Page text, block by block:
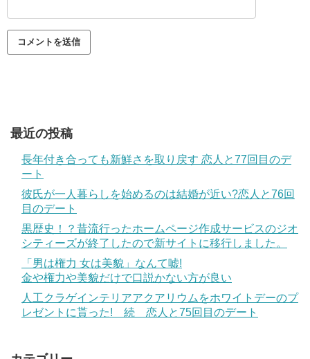
最近の投稿
長年付き合っても新鮮さを取り戻す 恋人と77回目のデ
ート
彼氏が一人暮らしを始めるのは結婚が近い?恋人と76回
目のデート
黒歴史！？昔流行ったホームページ作成サービスのジオ
シティーズが終了したので新サイトに移行しました。
「男は権力 女は美貌」なんて嘘!
金や権力や美貌だけで口説かない方が良い
人工クラゲインテリアアクアリウムをホワイトデーのプ
レゼントに貰った! 続 恋人と75回目のデート